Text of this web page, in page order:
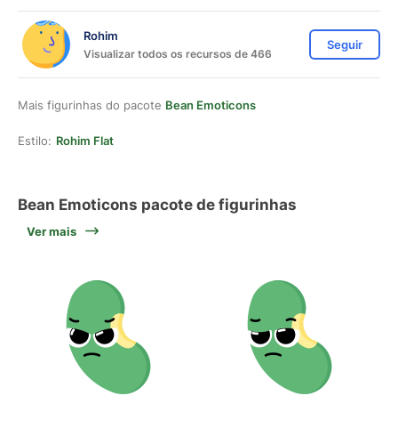
Rohim
Visualizar todos os recursos de 466
Seguir
Mais figurinhas do pacote Bean Emoticons
Estilo: Rohim Flat
Bean Emoticons pacote de figurinhas
Ver mais